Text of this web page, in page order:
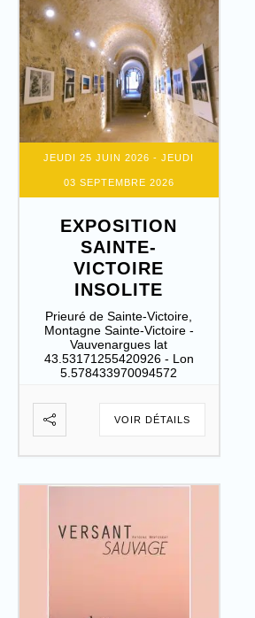
JEUDI 25 JUIN 2026 - JEUDI
03 SEPTEMBRE 2026
EXPOSITION
SAINTE-
VICTOIRE
INSOLITE
Prieuré de Sainte-Victoire,
Montagne Sainte-Victoire -
Vauvenargues lat
43.53171255420926 - Lon
5.578433970094572
VOIR DÉTAILS